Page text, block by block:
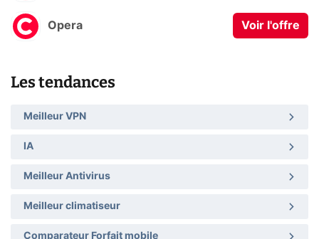
Opera Voir l'offre
Les tendances
Meilleur VPN
IA
Meilleur Antivirus
Meilleur climatiseur
Comparateur Forfait mobile